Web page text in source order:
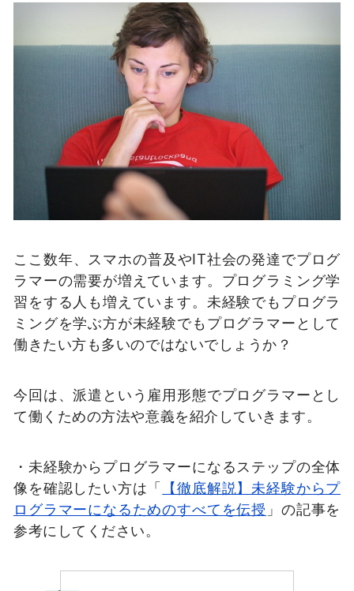
​​ここ数年、スマホの普及やIT社会の発達でプログ
ラマーの需要が増えています。プログラミング学
習をする人も増えています。未経験でもプログラ
ミングを学ぶ方が未経験でもプログラマーとして
働きたい方も多いのではないでしょうか？
今回は、派遣という雇用形態でプログラマーとし
て働くための方法や意義を紹介していきます。
・未経験からプログラマーになるステップの全体
像を確認したい方は「
【徹底解説】未経験からプ
ログラマーになるためのすべてを伝授 」の記事を
参考にしてください。